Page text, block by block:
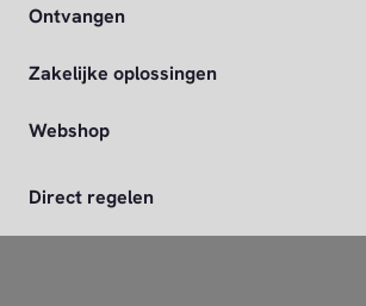
Ontvangen
Zakelijke oplossingen
Webshop
Direct regelen